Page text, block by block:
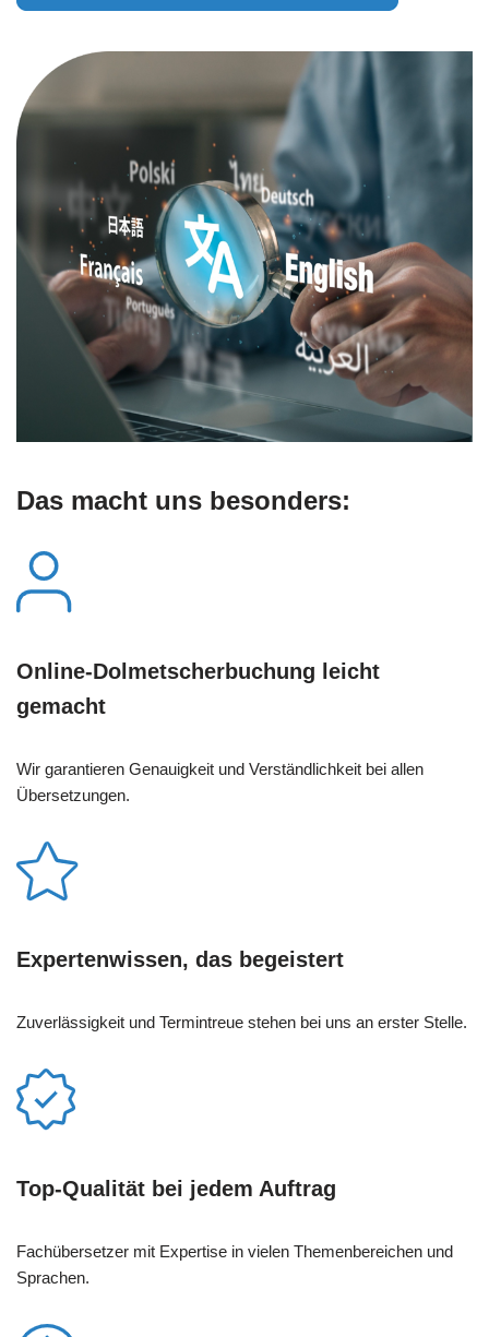
Das macht uns besonders:
Online-Dolmetscherbuchung leicht
gemacht
Wir garantieren Genauigkeit und Verständlichkeit bei allen
Übersetzungen.
Expertenwissen, das begeistert
Zuverlässigkeit und Termintreue stehen bei uns an erster Stelle.
Top-Qualität bei jedem Auftrag
Fachübersetzer mit Expertise in vielen Themenbereichen und
Sprachen.